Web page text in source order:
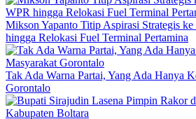
Mikson Yapanto Titip Aspirasi Strategis
hingga Relokasi Fuel Terminal Pertamina
Tak Ada Warna Partai, Yang Ada Hanya
Gorontalo